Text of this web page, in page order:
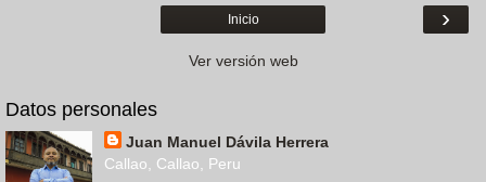
›
Inicio
Ver versión web
Datos personales
Juan Manuel Dávila Herrera
Callao, Callao, Peru